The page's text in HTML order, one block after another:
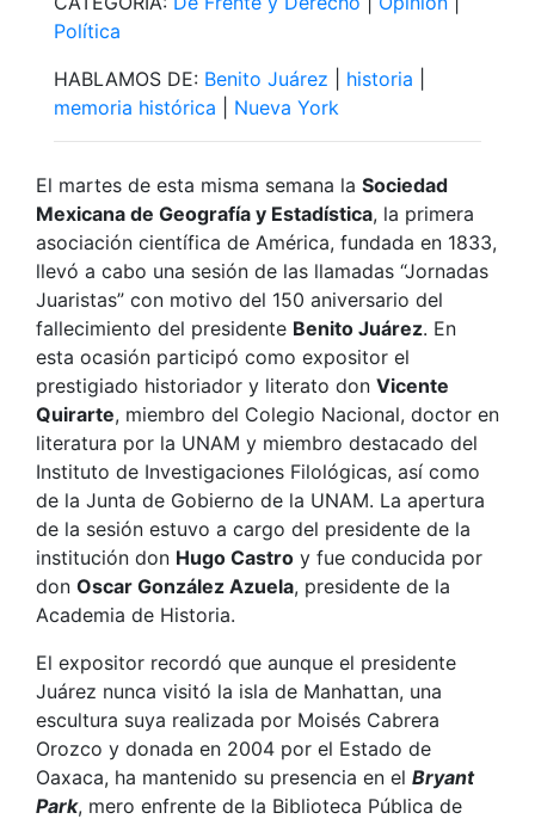
Política
HABLAMOS DE: Benito Juárez historia
memoria histórica
Nueva York
El martes de esta misma semana la Sociedad
Mexicana de Geografía y Estadística, la primera
asociación científica de América, fundada en 1833,
llevó a cabo una sesión de las llamadas “Jornadas
Juaristas” con motivo del 150 aniversario del
fallecimiento del presidente Benito Juárez. En
esta ocasión participó como expositor el
prestigiado historiador y literato don Vicente
Quirarte, miembro del Colegio Nacional, doctor en
literatura por la UNAM y miembro destacado del
Instituto de Investigaciones Filológicas, así como
de la Junta de Gobierno de la UNAM. La apertura
de la sesión estuvo a cargo del presidente de la
institución don Hugo Castro y fue conducida por
don Oscar González Azuela, presidente de la
Academia de Historia.
El expositor recordó que aunque el presidente
Juárez nunca visitó la isla de Manhattan, una
escultura suya realizada por Moisés Cabrera
Orozco y donada en 2004 por el Estado de
Oaxaca, ha mantenido su presencia en el Bryant
Park, mero enfrente de la Biblioteca Pública de